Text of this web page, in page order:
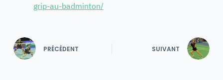
grip-au-badminton/
PRÉCÉDENT SUIVANT